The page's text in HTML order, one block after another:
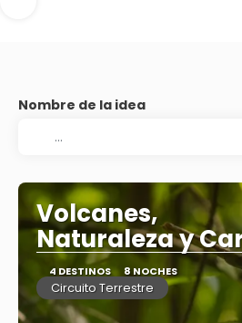
Nombre de la idea
Volcanes,
Naturaleza y
4 DESTINOS 8 NOCHES
Circuito Terrestre